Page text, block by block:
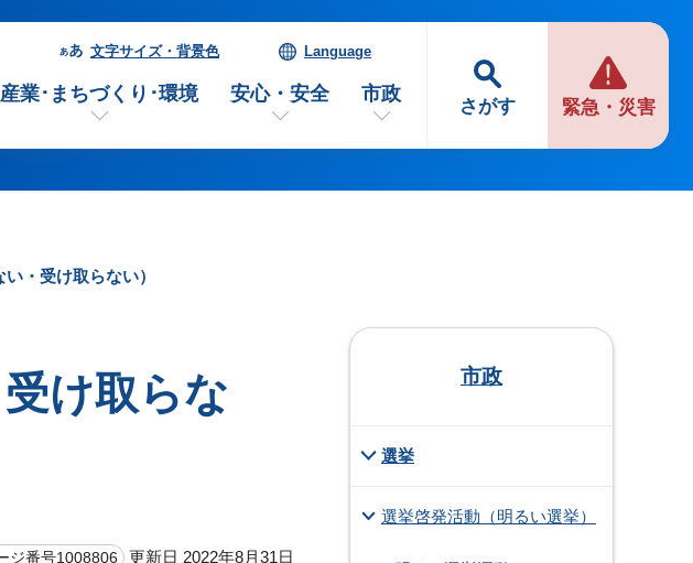
さがす 緊急・災害
文字サイズ・背景色 Language
産業･まちづくり･環境 安心・安全 市政
・受け取らない）
け取らな
ジ番号1008806 更新日 2022年8月31日
市政
選挙
選挙啓発活動（明るい選挙）